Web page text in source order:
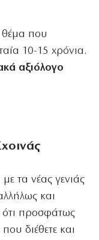
θέμα που
10-15 χρόνια.
αξιόλογο
τα νέας γενιάς
και
ότι προσφάτως
διέθετε και